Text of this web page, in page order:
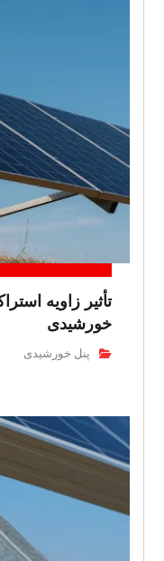
تأثیر زاویه
خورشیدی
پنل خورشیدی